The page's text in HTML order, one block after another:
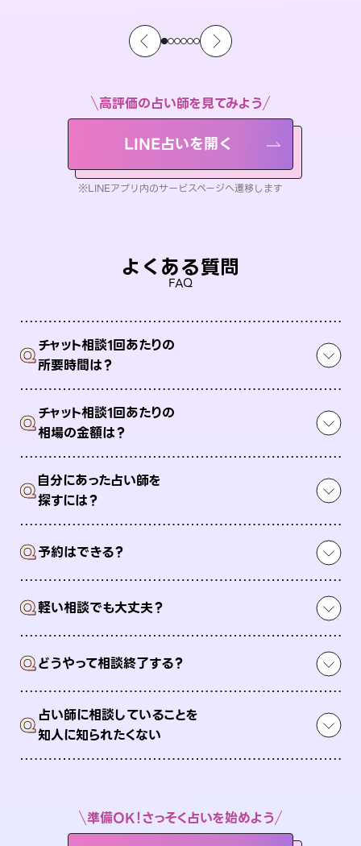
高評価の占い師を見てみよう
LINE占いを開く
※LINEアプリ内のサービスページへ遷移します
よくある質問
FAQ
Qチャット相談1回あたりの
所要時間は？
Qチャット相談1回あたりの
相場の金額は？
Q自分にあった占い師を
探すには？
Q予約はできる？
Q軽い相談でも大丈夫？
Qどうやって相談終了する？
Q占い師に相談していることを
知人に知られたくない
準備OK！さっそく占いを始めよう